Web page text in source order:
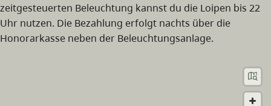
zeitgesteuerten Beleuchtung kannst du die Loipen bis 22
Uhr nutzen. Die Bezahlung erfolgt nachts über die
Honorarkasse neben der Beleuchtungsanlage.